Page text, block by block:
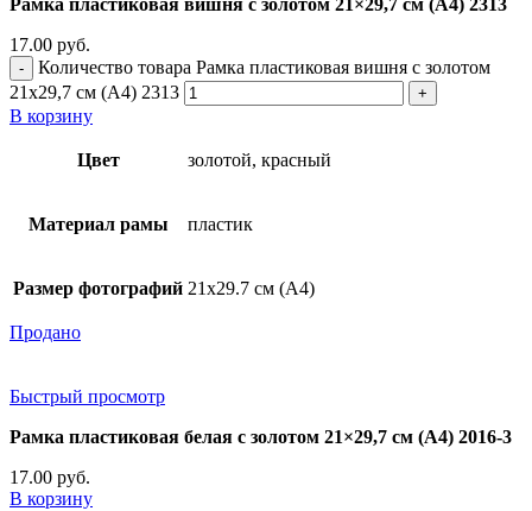
Рамка пластиковая вишня с золотом 21×29,7 см (А4) 2313
17.00 руб.
Количество товара Рамка пластиковая вишня с золотом
21x29,7 см (А4) 2313
В корзину
Цвет золотой, красный
Материал рамы пластик
Размер фотографий 21х29.7 см (А4)
Продано
Быстрый просмотр
Рамка пластиковая белая с золотом 21×29,7 см (А4) 2016-3
17.00 руб.
В корзину